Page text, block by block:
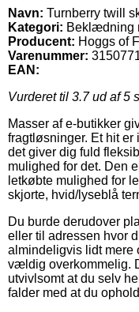
Navn: Turnberry twill
Kategori: Beklædning
Producent: Hoggs of
Varenummer:
EAN:
Vurderet til 3.7ud af 5
Masser af e-butikker
fragtløsninger. Et hit
det giver dig fuld
mulighed for det. Den
letkøbte mulighed for
skjorte, hvid/lyseblå
Du burde derudover
eller til adressen hvor
almindeligvis lidt mere
vældig overkommelig.
utvivlsomt at du selv
falder med at du